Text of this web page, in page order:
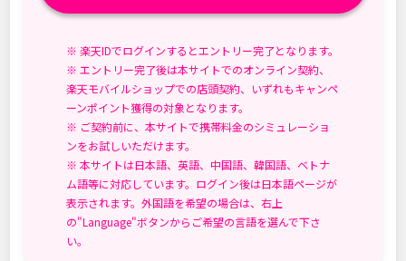
※ 楽天IDでログインするとエントリー完了となります。
※ エントリー完了後は本サイトでのオンライン契約、
楽天モバイルショップでの店頭契約、いずれもキャンペ
ーンポイント獲得の対象となります。
※ ご契約前に、本サイトで携帯料金のシミュレーショ
ンをお試しいただけます。
※ 本サイトは日本語、英語、中国語、韓国語、ベトナ
ム語等に対応しています。ログイン後は日本語ページが
表示されます。外国語を希望の場合は、右上
の"Language"ボタンからご希望の言語を選んで下さ
い。